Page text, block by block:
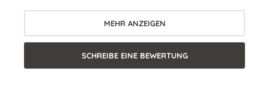
MEHR ANZEIGEN
SCHREIBE EINE BEWERTUNG